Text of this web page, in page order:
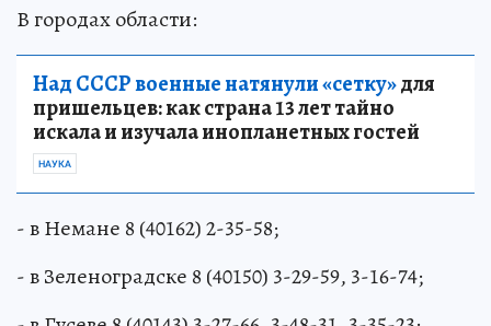
В городах области:
Над СССР военные натянули «сетку»для
пришельцев: как страна 13 лет тайно
искала и изучала инопланетных гостей
НАУКА
- в Немане 8 (40162) 2-35-58;
- в Зеленоградске 8 (40150) 3-29-59, 3-16-74;